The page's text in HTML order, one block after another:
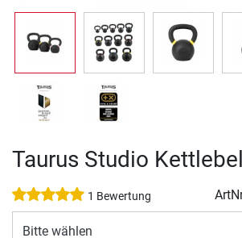
Taurus Studio
1 Bewertung
Bitte wählen